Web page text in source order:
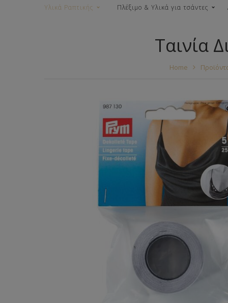
Υλικά Ραπτικής Πλέξιμο & Υλικά για τσάντες
Νήματα για Τσάντες
Ιμάντες
Πλέγματα
Ταινία
Home